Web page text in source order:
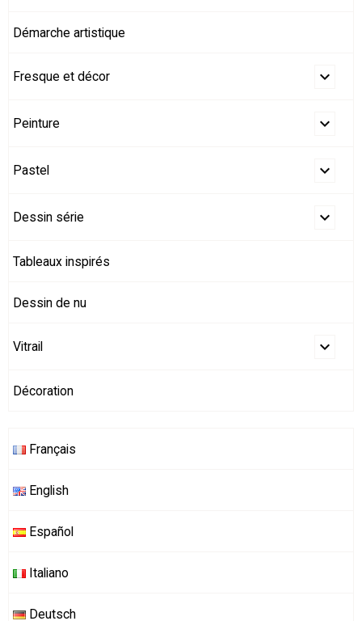
Démarche artistique
Fresque et décor
Peinture
Pastel
Dessin série
Tableaux inspirés
Dessin de nu
Vitrail
Décoration
Français
English
Español
Italiano
Deutsch